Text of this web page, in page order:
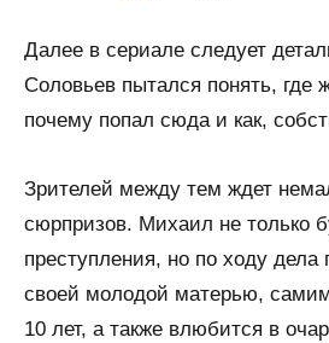
Далее в сериале следует
Соловьев пытался понять, где
почему попал сюда и как,
Зрителей между тем ждет
сюрпризов. Михаил не только
преступления, но по ходу дела
своей молодой матерью,
10 лет, а также влюбится в